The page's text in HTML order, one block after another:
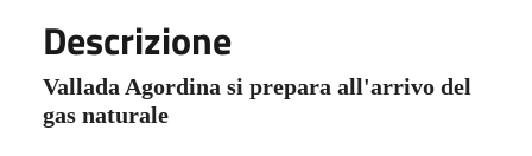
Descrizione
Vallada Agordina si prepara all'arrivo del
gas naturale